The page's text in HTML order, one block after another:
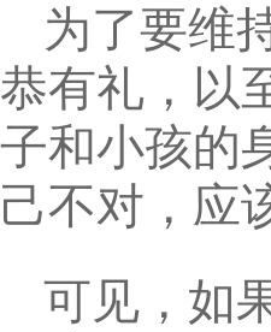
为了要维
恭有礼，以
子和小孩的
己不对，应
可见，如